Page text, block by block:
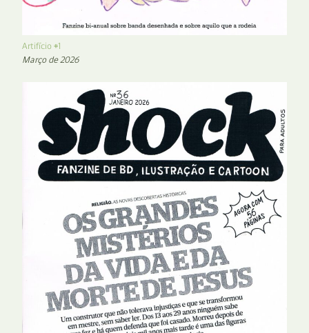
Artifício #1
Março de 2026